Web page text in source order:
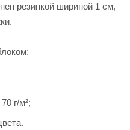
резинкой шириной 1 см,
г/м²;